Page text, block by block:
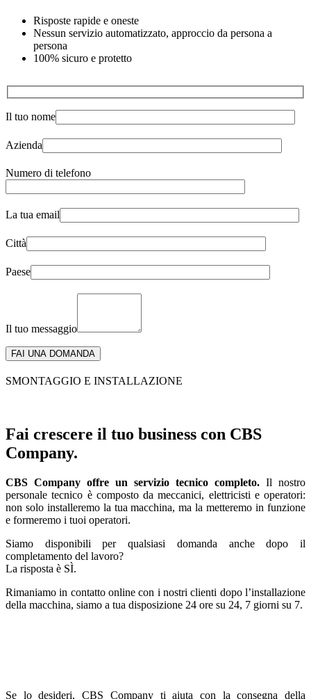
Risposte rapide e oneste
Nessun servizio automatizzato, approccio da persona a
persona
100% sicuro e protetto
Il tuo nome
Azienda
Numero di telefono
La tua email
Città
Paese
Il tuo messaggio
SMONTAGGIO E INSTALLAZIONE
Fai crescere il tuo business con CBS
Company.
CBS Company offre un servizio tecnico completo. Il nostro
personale tecnico è composto da meccanici, elettricisti e operatori:
non solo installeremo la tua macchina, ma la metteremo in funzione
e formeremo i tuoi operatori.
Siamo disponibili per qualsiasi domanda anche dopo il
completamento del lavoro?
La risposta è SÌ.
Rimaniamo in contatto online con i nostri clienti dopo l’installazione
della macchina, siamo a tua disposizione 24 ore su 24, 7 giorni su 7.
Se lo desideri, CBS Company ti aiuta con la consegna della